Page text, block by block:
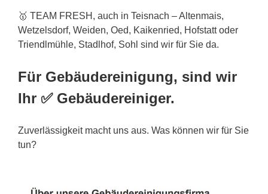
🥇 TEAM FRESH, auch in Teisnach – Altenmais,
Wetzelsdorf, Weiden, Oed, Kaikenried, Hofstatt oder
Triendlmühle, Stadlhof, Sohl sind wir für Sie da.
Für Gebäudereinigung, sind wir
Ihr ✅ Gebäudereiniger.
Zuverlässigkeit macht uns aus. Was können wir für Sie
tun?